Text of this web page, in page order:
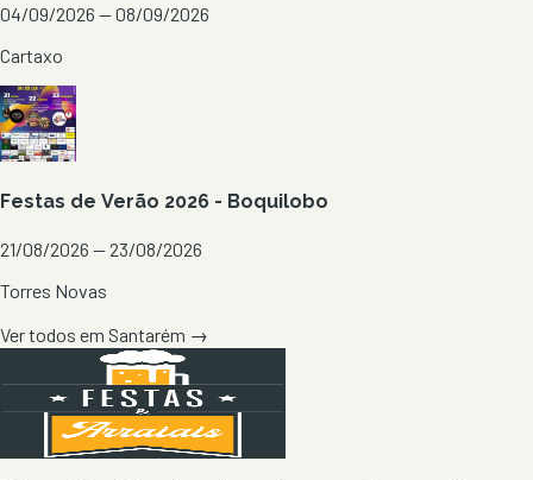
04/09/2026 — 08/09/2026
Cartaxo
Festas de Verão 2026 - Boquilobo
21/08/2026 — 23/08/2026
Torres Novas
Ver todos em Santarém →